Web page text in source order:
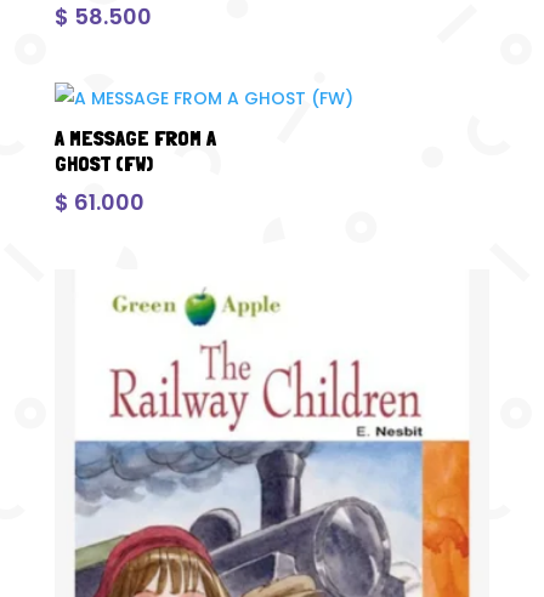
$ 58.500
A MESSAGE FROM A
GHOST (FW)
$ 61.000